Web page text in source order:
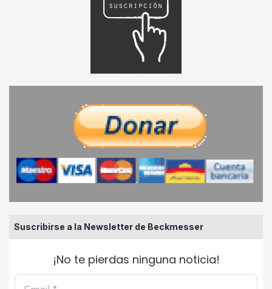
Suscribirse a la Newsletter de Beckmesser
¡No te pierdas ninguna noticia!